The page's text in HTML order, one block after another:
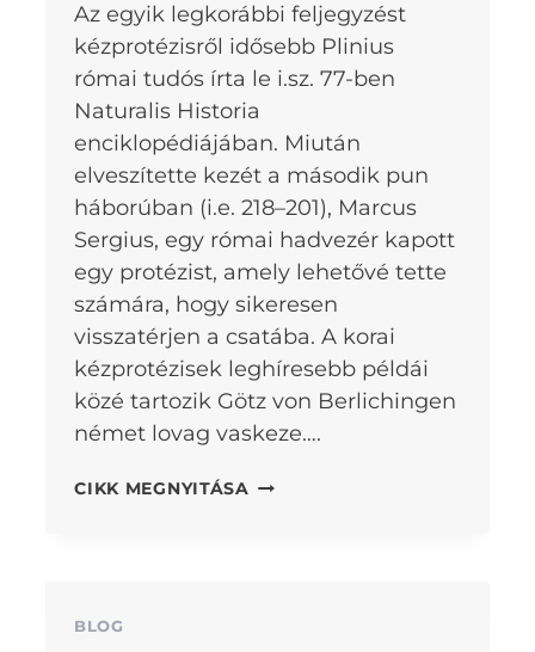
Az egyik legkorábbi feljegyzést
kézprotézisről idősebb Plinius
római tudós írta le i.sz. 77-ben
Naturalis Historia
enciklopédiájában. Miután
elveszítette kezét a második pun
háborúban (i.e. 218–201), Marcus
Sergius, egy római hadvezér kapott
egy protézist, amely lehetővé tette
számára, hogy sikeresen
visszatérjen a csatába. A korai
kézprotézisek leghíresebb példái
közé tartozik Götz von Berlichingen
német lovag vaskeze….
CIKK MEGNYITÁSA A
BLOG